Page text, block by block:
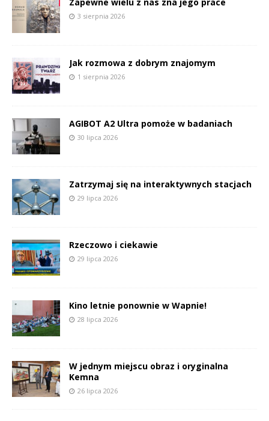
3 sierpnia 2026
Jak rozmowa z dobrym znajomym
1 sierpnia 2026
AGIBOT A2 Ultra pomoże w badaniach
30 lipca 2026
Zatrzymaj się na interaktywnych stacjach
29 lipca 2026
Rzeczowo i ciekawie
29 lipca 2026
Kino letnie ponownie w Wapnie!
28 lipca 2026
W jednym miejscu obraz i oryginalna
Kemna
26 lipca 2026